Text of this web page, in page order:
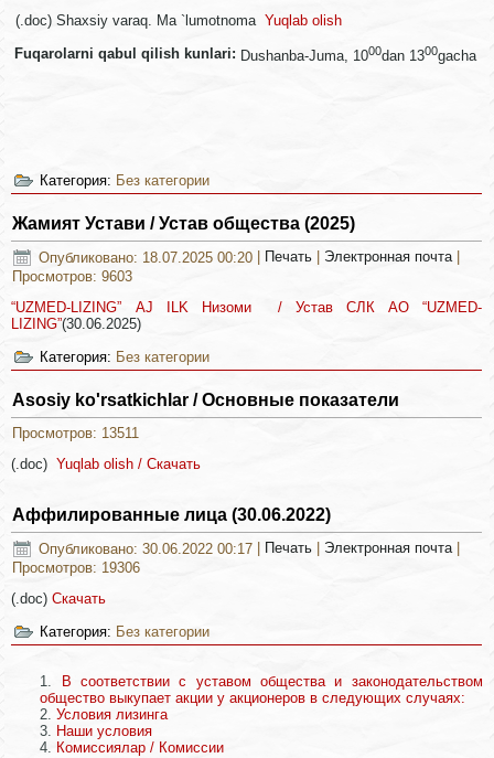
(.doc) Shaxsiy varaq. Ma `lumotnomaYuqlab olish
Fuqarolarni qabul qilish kunlari: Dushanba-Juma, 1000dan 1300gacha
Категория: Без категории
Жамият Устави / Устав общества (2025)
Опубликовано: 18.07.2025 00:20 Печать Электронная почта
Просмотров: 9603
“UZMЕD-LIZING” АJ ILK Низоми / Устав CЛК АО “UZMЕD-
LIZING”(30.06.2025)
Категория: Без категории
Asosiy ko'rsatkichlar / Основные показатели
Просмотров: 13511
(.doc)Yuqlab olish / Скачать
Аффилированные лица (30.06.2022)
Опубликовано: 30.06.2022 00:17 Печать Электронная почта
Просмотров: 19306
(.doc)Скачать
Категория: Без категории
В соответствии с уставом общества и законодательством
общество выкупает акции у акционеров в следующих случаях:
Условия лизинга
Наши условия
Комиссиялар / Комиссии